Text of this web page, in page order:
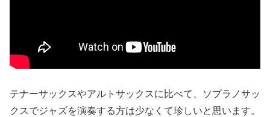
テナーサックスやアルトサックスに比べて、ソプラノサッ
クスでジャズを演奏する方は少なくて珍しいと思います。